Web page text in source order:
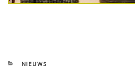
CATEGORIEËN
NIEUWS